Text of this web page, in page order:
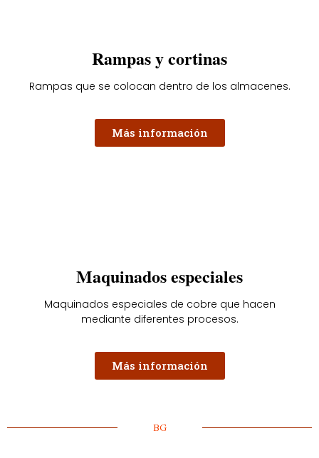
Rampas y cortinas
Rampas que se colocan dentro de los almacenes.
Más información
Maquinados especiales
Maquinados especiales de cobre que hacen
mediante diferentes procesos.
Más información
BG